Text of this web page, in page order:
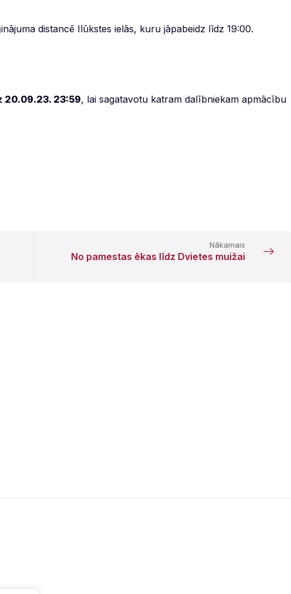
distancē Ilūkstes ielās, kuru jāpabeidz līdz 19:00.
20.09.23. 23:59, lai sagatavotu katram dalībniekam apmācību
Nākamais
No pamestas ēkas līdz Dvietes muižai